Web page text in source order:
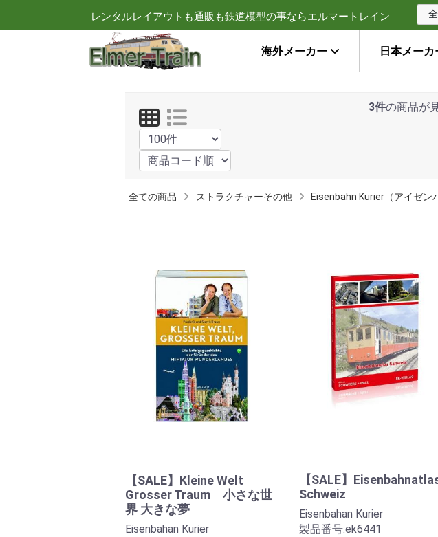
レンタルレイアウトも通販も鉄道模型の事ならエルマートレイン
海外メーカー 日本メーカ
3件の商品が
全ての商品 ストラクチャーその他 Eisenbahn Kurier（アイゼン
【SALE】Kleine Welt
Grosser Traum 小さな世
界 大きな夢
Eisenbahan Kurier
【SALE】
Schweiz
Eisenbahan Kurier
製品番号:ek6441